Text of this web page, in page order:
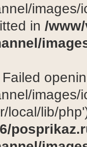
in /
images/
local/lib/